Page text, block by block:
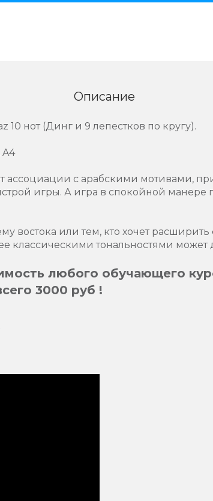
Описание
10 нот (Динг и 9 лепестков по кругу).
A4
ассоциации с арабскими мотивами,
игры. А игра в спокойной манере
востока или тем, кто хочет
классическими тональностями может
любого обучающего
3000 руб !